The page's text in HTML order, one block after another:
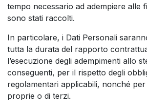
tempo necessario ad adempiere alle
sono stati raccolti.
In particolare, i Dati Personali
tutta la durata del rapporto
l’esecuzione degli adempimenti allo
conseguenti, per il rispetto degli
regolamentari applicabili, nonché
proprie o di terzi.